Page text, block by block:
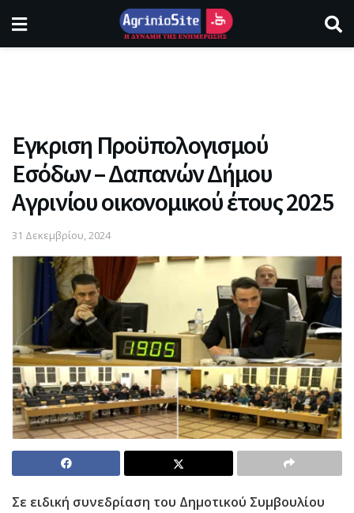
Εγκριση Προϋπολογισμού
Εσόδων – Δαπανών Δήμου
Αγρινίου οικονομικού έτους 2025
31 Δεκεμβρίου, 2024
Σε ειδική συνεδρίαση του Δημοτικού Συμβουλίου